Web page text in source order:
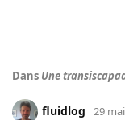
Dans Une
fluidlog 29